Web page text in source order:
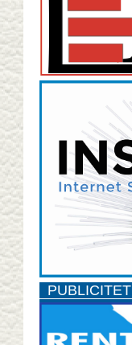
PUBLICITET